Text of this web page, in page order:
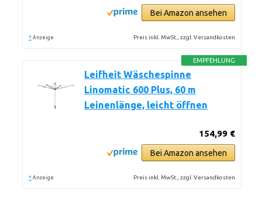
Bei Amazon ansehen
* Anzeige Preis inkl. MwSt., zzgl. Versandkosten
EMPFEHLUNG
Leifheit Wäschespinne
Linomatic 600 Plus, 60 m
Leinenlänge, leicht öffnen
154,99 €
Bei Amazon ansehen
* Anzeige Preis inkl. MwSt., zzgl. Versandkosten